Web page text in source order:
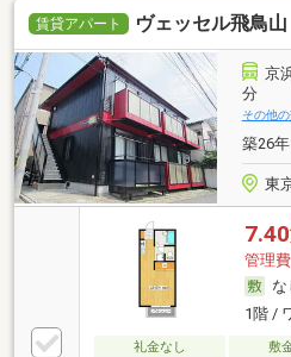
賃貸アパート ヴェッセル飛鳥山
京
分
その他
築26
東
7.40
管理
な
1階 /
礼金なし 敷